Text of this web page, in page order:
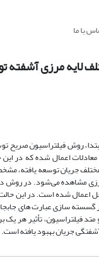
با ما
روش فیلتراسیون صریح
اعمال شده که در
جریان توسعه یافته،
مشاهده می‌شود. در روش
اعمال شده است. در این
گسسته سازی عبارت های
فیلتراسیون، تأثیر هر یک
جریان بهبود یافته است.